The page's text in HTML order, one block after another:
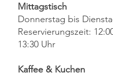
Mittagstisch
Donnerstag bis
Reservierungszeit:
13:30 Uhr
Kaffee & Kuchen